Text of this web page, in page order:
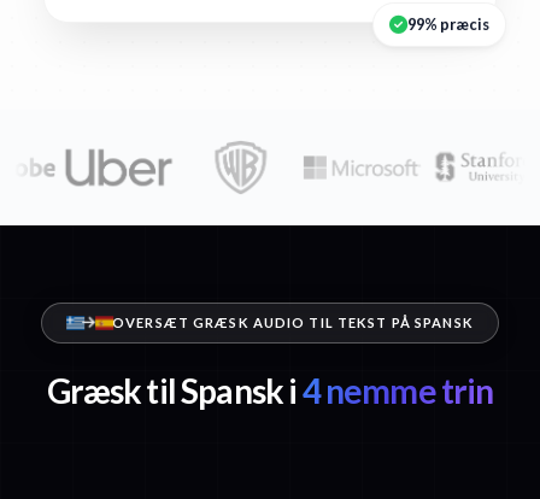
99% præcis
OVERSÆT GRÆSK AUDIO TIL TEKST PÅ SPANSK
Græsk til Spansk i4 nemme trin